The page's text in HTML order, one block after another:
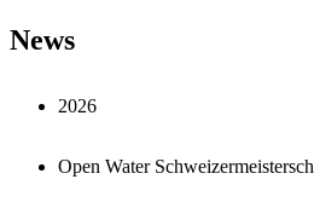
News
2026
Open Water